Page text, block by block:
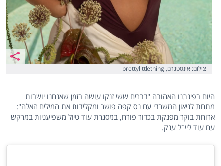
צילום: אינסטגרם, prettylittlething
היום בפינתנו האהובה "דברים ששי זנקו עושה בזמן שאנחנו יושבות
מתחת לניאון המשרדי עם נס קפה פושר ומקלידות את המילים האלה":
ארוחת בוקר מפנקת בכדור פורח, במסגרת עוד טיול משפיעניות במרקש
עם עוד לייבל ענק.